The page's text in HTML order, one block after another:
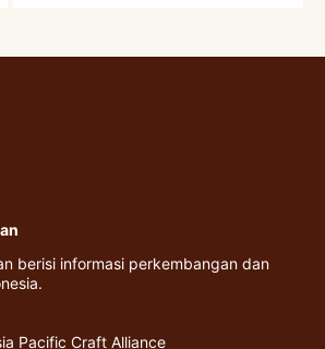
berisi informasi perkembangan dan
Pacific Craft Alliance